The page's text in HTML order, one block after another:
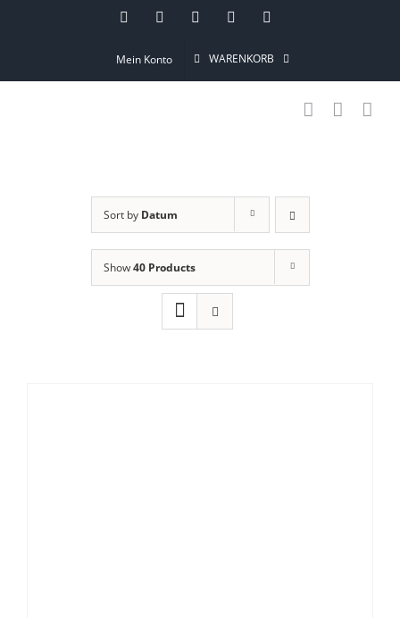
InstagramPinterestFacebookYouTube
Mein Konto WARENKORB
Sort by Datum
Show40 Products